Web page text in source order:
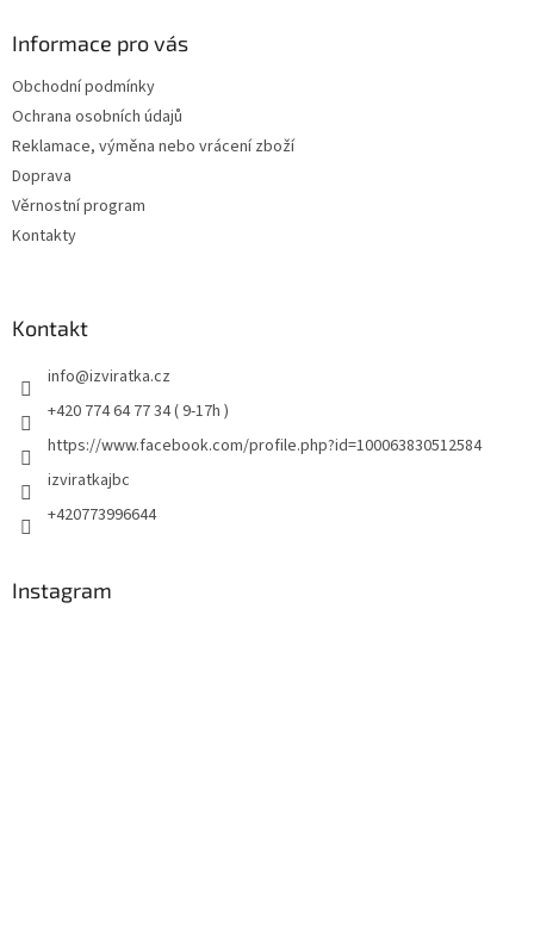
Informace pro vás
Obchodní podmínky
Ochrana osobních údajů
Reklamace, výměna nebo vrácení zboží
Doprava
Věrnostní program
Kontakty
Kontakt
info@izviratka.cz
+420 774 64 77 34 ( 9-17h )
https://www.facebook.com/profile.php?id=100063830512584
izviratkajbc
+420773996644
Instagram